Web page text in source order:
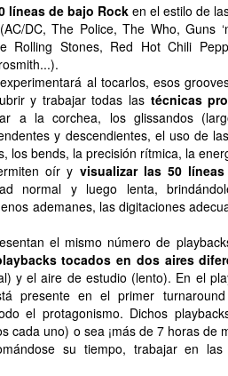
líneas de bajo Rock en el estilo de
DC, The Police, The Who, Guns
Rolling Stones, Red Hot Chili
al tocarlos, esos
y trabajar todas las técnicas
a la corchea, los glissandos
y descendientes, el uso de
los bends, la precisión rítmica, la
oír y visualizar las 50
normal y luego lenta,
ademanes, las digitaciones
el mismo número de
tocados en dos aires
y el aire de estudio (lento). En el
presente en el primer
el protagonismo. Dichos
cada uno) o sea ¡más de 7 horas de
su tiempo, trabajar en